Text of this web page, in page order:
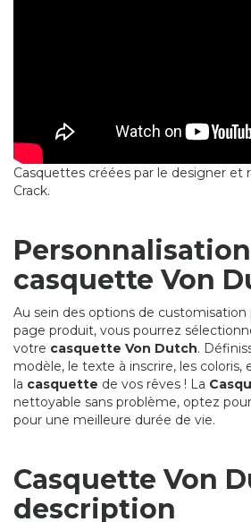
Casquettes créées par le designer et
Crack.
casquette Von
Au sein des options de
page produit, vous pourrez
votre casquette Von Dutch.
modèle, le texte à inscrire, les
la casquette de vos rêves ! La
nettoyable sans problème, optez
pour une meilleure durée de vie.
Casquette Von
description